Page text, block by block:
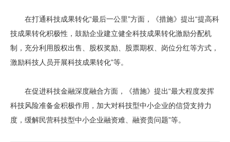
在打通科技成果转化“最后一公里”方面，《措施》提出“提高科
技成果转化积极性，鼓励企业建立健全科技成果转化激励分配机
制，充分利用股权出售、股权奖励、股票期权、岗位分红等方式，
激励科技人员开展科技成果转化”等。
在促进科技金融深度融合方面，《措施》提出“最大程度发挥
科技风险准备金积极作用，加大对科技型中小企业的信贷支持力
度，缓解民营科技型中小企业融资难、融资贵问题”等。